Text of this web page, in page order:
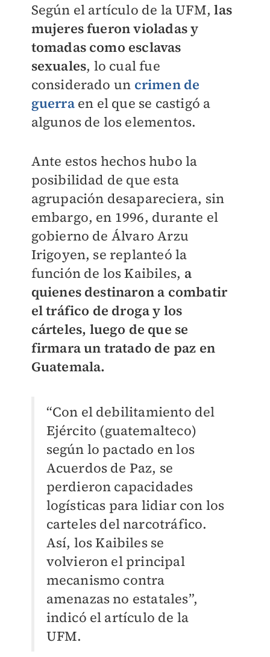
Según el artículo de la UFM,las
mujeres fueron violadas y
tomadas como esclavas
sexuales, lo cual fue
considerado un crimen de
guerraen el que se castigó a
algunos de los elementos.
Ante estos hechos hubo la
posibilidad de que esta
agrupación desapareciera, sin
embargo, en 1996, durante el
gobierno de Álvaro Arzu
Irigoyen, se replanteó la
función de los Kaibiles, a
quienes destinaron a combatir
el tráfico de droga y los
cárteles, luego de que se
firmara un tratado de paz en
Guatemala.
“Con el debilitamiento del
Ejército (guatemalteco)
según lo pactado en los
Acuerdos de Paz, se
perdieron capacidades
logísticas para lidiar con los
carteles del narcotráfico.
Así, los Kaibiles se
volvieron el principal
mecanismo contra
amenazas no estatales”,
indicó el artículo de la
UFM.